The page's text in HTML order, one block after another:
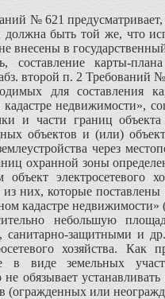
№ 621 предусматривает,
должна быть той же, что
внесены в
составление карты-
второй п. 2 Требований
для
кадастре недвижимо­сти»,
и части границ объекта
объектов и (или)
через
охранной зоны
объект электросетевого
из них, которые
кадастре
небольшую
санитарно-защитными и
хозяйства.
в виде земельных
не обязывает
(огражденных или